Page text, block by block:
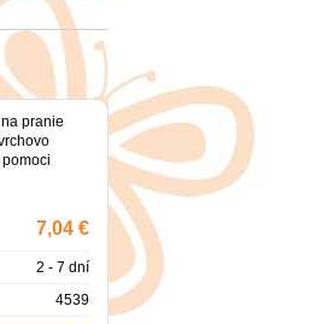
pranie
7,04 €
2 - 7 dní
4539